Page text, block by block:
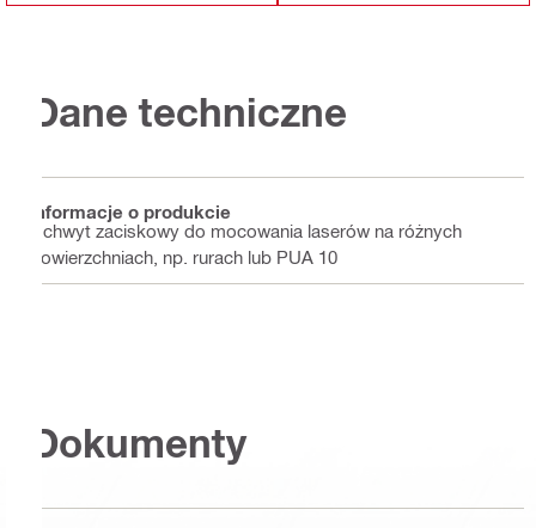
Dane techniczne
Informacje o produkcie
Uchwyt zaciskowy do mocowania laserów na różnych
powierzchniach, np. rurach lub PUA 10
Dokumenty